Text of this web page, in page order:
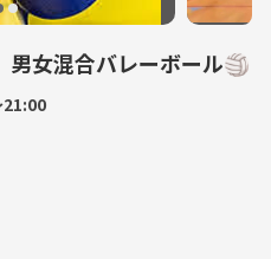
男女混合バレーボール🏐